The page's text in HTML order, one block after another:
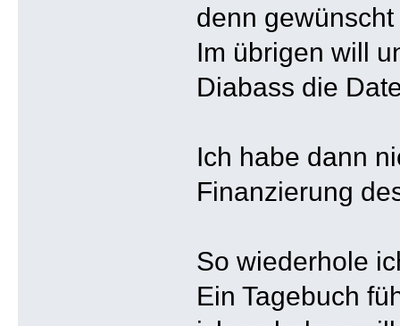
denn
Im übrigen will
Diabass die
Ich habe dann
Finanzierung
So wiederhole
Ein Tagebuch